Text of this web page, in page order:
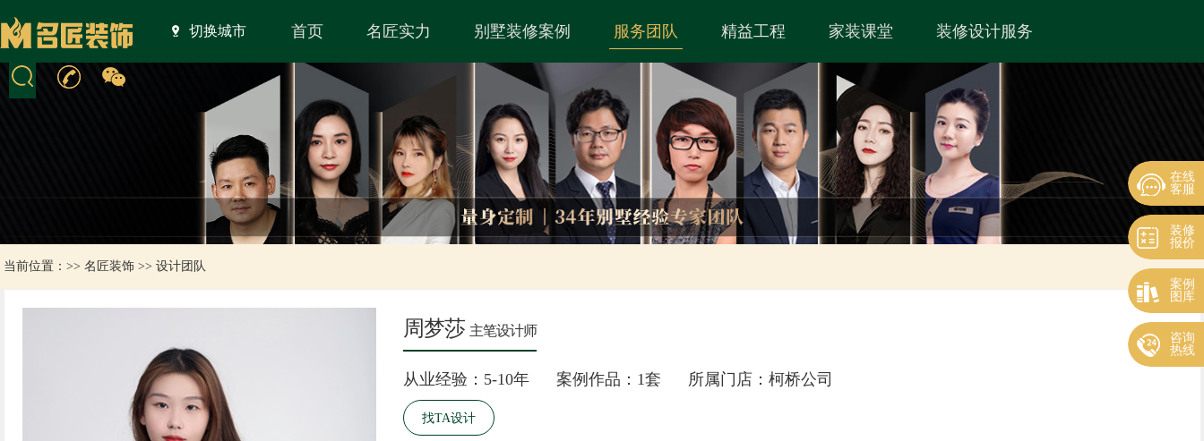
切换城市 首页 名匠实力 别墅装修案例 服务团队 精益工程 家装课堂 装修设计服务
当前位置：>> 名匠装饰>> 设计团队
周梦莎 主笔设计师
从业经验：5-10年 案例作品：1套 所属门店：柯桥公司
找TA设计
在线
客服
装修
报价
案例
图库
咨询
热线